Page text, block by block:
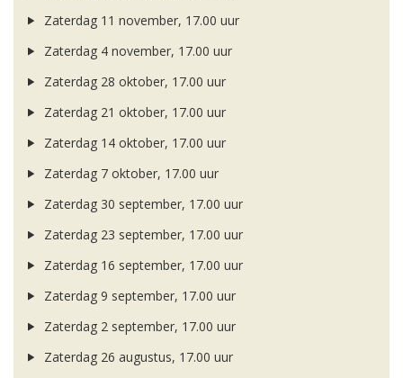
Zaterdag 11 november, 17.00 uur
Zaterdag 4 november, 17.00 uur
Zaterdag 28 oktober, 17.00 uur
Zaterdag 21 oktober, 17.00 uur
Zaterdag 14 oktober, 17.00 uur
Zaterdag 7 oktober, 17.00 uur
Zaterdag 30 september, 17.00 uur
Zaterdag 23 september, 17.00 uur
Zaterdag 16 september, 17.00 uur
Zaterdag 9 september, 17.00 uur
Zaterdag 2 september, 17.00 uur
Zaterdag 26 augustus, 17.00 uur